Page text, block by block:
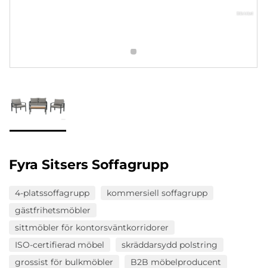
Fyra Sitsers Soffagrupp
4-platssoffagrupp
kommersiell soffagrupp
gästfrihetsmöbler
sittmöbler för kontorsväntkorridorer
ISO-certifierad möbel
skräddarsydd polstring
grossist för bulkmöbler
B2B möbelproducent